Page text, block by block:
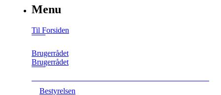
Menu
Til Forsiden
Brugerrådet
Brugerrådet
Bestyrelsen